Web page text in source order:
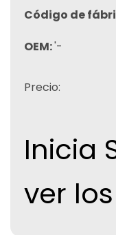
Código de
OEM:'-
Precio:
Inicia
ver